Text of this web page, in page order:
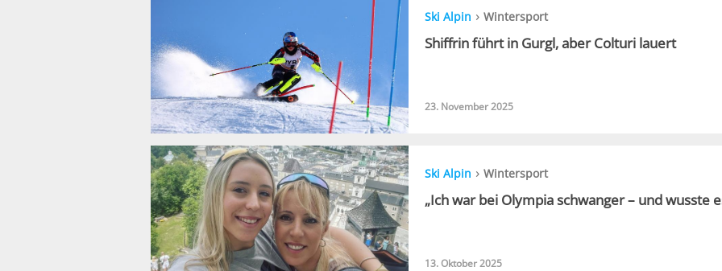
Ski Alpin › Wintersport
Shiffrin führt in Gurgl, aber Colturi lauert
23. November 2025
Ski Alpin › Wintersport
„Ich war bei Olympia schwanger – und wusste
13. Oktober 2025